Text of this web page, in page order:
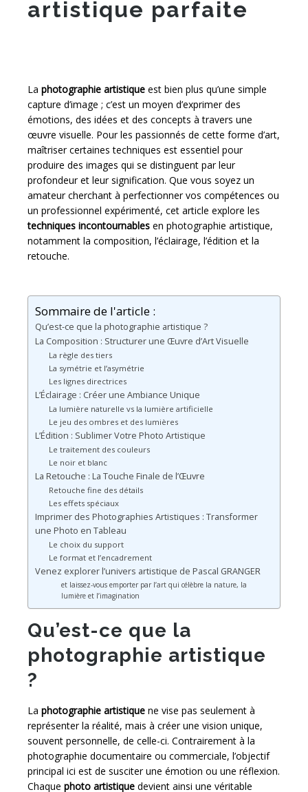
artistique parfaite
La photographie artistique est bien plus qu’une simple
capture d’image ; c’est un moyen d’exprimer des
émotions, des idées et des concepts à travers une
œuvre visuelle. Pour les passionnés de cette forme d’art,
maîtriser certaines techniques est essentiel pour
produire des images qui se distinguent par leur
profondeur et leur signification. Que vous soyez un
amateur cherchant à perfectionner vos compétences ou
un professionnel expérimenté, cet article explore les
techniques incontournables en photographie artistique,
notamment la composition, l’éclairage, l’édition et la
retouche.
Sommaire de l'article :
Qu’est-ce que la photographie artistique ?
La Composition : Structurer une Œuvre d’Art Visuelle
La règle des tiers
La symétrie et l’asymétrie
Les lignes directrices
L’Éclairage : Créer une Ambiance Unique
La lumière naturelle vs la lumière artificielle
Le jeu des ombres et des lumières
L’Édition : Sublimer Votre Photo Artistique
Le traitement des couleurs
Le noir et blanc
La Retouche : La Touche Finale de l’Œuvre
Retouche fine des détails
Les effets spéciaux
Imprimer des Photographies Artistiques : Transformer
une Photo en Tableau
Le choix du support
Le format et l’encadrement
Venez explorer l’univers artistique de Pascal GRANGER
et laissez-vous emporter par l’art qui célèbre la nature, la
lumière et l’imagination
Qu’est-ce que la
photographie artistique
?
La photographie artistique ne vise pas seulement à
représenter la réalité, mais à créer une vision unique,
souvent personnelle, de celle-ci. Contrairement à la
photographie documentaire ou commerciale, l’objectif
principal ici est de susciter une émotion ou une réflexion.
Chaque photo artistique devient ainsi une véritable